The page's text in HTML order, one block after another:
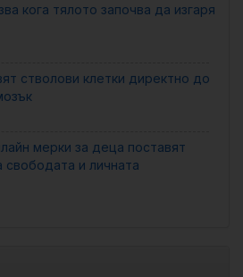
кога тялото започва да изгаря
стволови клетки директно до
мерки за деца поставят
и личната